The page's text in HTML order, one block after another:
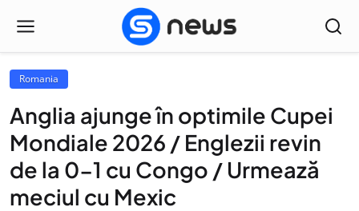
Romania
Anglia ajunge în optimile Cupei
Mondiale 2026 / Englezii revin
de la 0-1 cu Congo / Urmează
meciul cu Mexic